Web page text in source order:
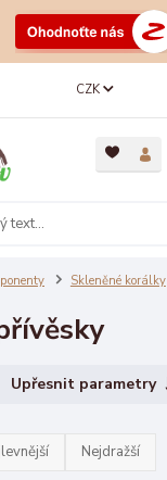
CZK
Skleněné korálky
Upřesnit parametry
Nejdražší